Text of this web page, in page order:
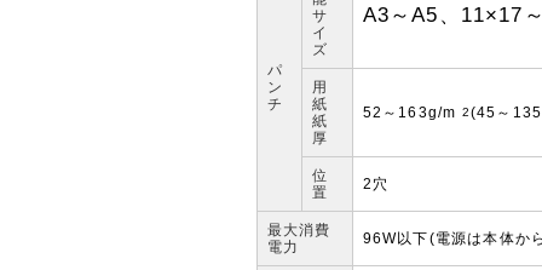
パ
ン
チ
サ
イ
ズ
A3～A5、11×17
用
紙
紙
厚
52～163g/m 2(45～
位
置
2穴
最大消費
電力
96W以下(電源は本体か